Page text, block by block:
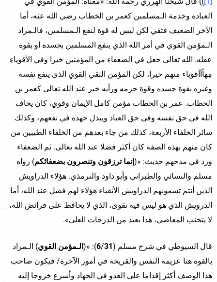
العبادة وخدمة الـمسلمين كعمر بن الخطاب رضي الله عنه، أما
الآخر الضعيف فتقي لكن ليس له قوة لنفع الـمسلمين، فالـمراد
الـمؤمن القوي في أمر الله الذي ينفع المسلمين بجسده أو بقوة
عقله. الله تعالى جعل في الضعفاء من المؤمنين خيرا وفي الأقوياءِ
مِهأأأقوياء منهم خيرا، لكن المؤمن التقي القوي الذي ينفع نفسه
وغيره بقوة جسده وقوة حزمه ورأيه خير عند الله تعالى كعمر بن
الخطاب. عمر بن الخطاب مؤمن كامل الإيمان وقوي، كان يخاف
الله في حق نفسه وفي حق العباد ويبذل جهده في نفعهم، وكذلك
سائر الخلفاء الأربعة، كذلك من جاء بعدهم من الخلفاء الطيبين من
كان منهم بهذه الصفة كان أكثر فضلا عند الله تعالى. ثم الضعفاء
ورد في مدحهم حديث: «(إنما ترزقون وتنصرون بضعفائكم) رواه
مسلم والنسائي والطبراني وأبو داود والترمذي. هؤلاء الدراويش
الذين أنتم تسمونهم الدراويش الأتقياء هؤلاء لهم فضل عند الله، أما
الدرويش الذي هو ليس فيه تقوى، الذي لا يحافظ على فرائض الله،
لا يتجنب المعاصي، هذا بعيد من الدرجات العلى».
قال السيوطي في شرح مسلم ( 6/31
): «(الـمؤمن القوي) الـمراد
بالقوة هنا عزيمة النفس والقريحة في أمور الآخرة/ فيكون صاحب
هذا الوصف أكثر إقداما على العدو في الجهاد وأسرع خروجا إليه